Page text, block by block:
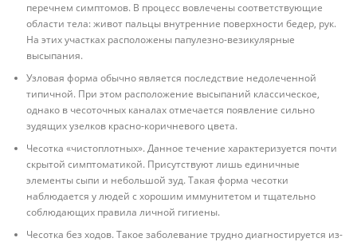
перечнем симптомов. В процесс вовлечены соответствующие
области тела: живот пальцы внутренние поверхности бедер, рук.
На этих участках расположены папулезно-везикулярные
высыпания.
Узловая форма обычно является последствие недолеченной
типичной. При этом расположение высыпаний классическое,
однако в чесоточных каналах отмечается появление сильно
зудящих узелков красно-коричневого цвета.
Чесотка «чистоплотных». Данное течение характеризуется почти
скрытой симптоматикой. Присутствуют лишь единичные
элементы сыпи и небольшой зуд. Такая форма чесотки
наблюдается у людей с хорошим иммунитетом и тщательно
соблюдающих правила личной гигиены.
Чесотка без ходов. Такое заболевание трудно диагностируется из-